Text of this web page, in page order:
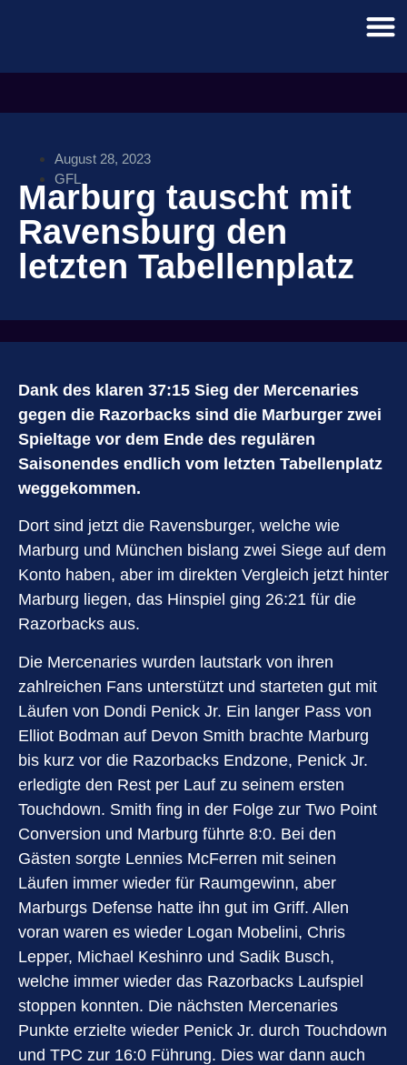
August 28, 2023
GFL
Marburg tauscht mit
Ravensburg den
letzten Tabellenplatz
Dank des klaren 37:15 Sieg der Mercenaries
gegen die Razorbacks sind die Marburger zwei
Spieltage vor dem Ende des regulären
Saisonendes endlich vom letzten Tabellenplatz
weggekommen.
Dort sind jetzt die Ravensburger, welche wie
Marburg und München bislang zwei Siege auf dem
Konto haben, aber im direkten Vergleich jetzt hinter
Marburg liegen, das Hinspiel ging 26:21 für die
Razorbacks aus.
Die Mercenaries wurden lautstark von ihren
zahlreichen Fans unterstützt und starteten gut mit
Läufen von Dondi Penick Jr. Ein langer Pass von
Elliot Bodman auf Devon Smith brachte Marburg
bis kurz vor die Razorbacks Endzone, Penick Jr.
erledigte den Rest per Lauf zu seinem ersten
Touchdown. Smith fing in der Folge zur Two Point
Conversion und Marburg führte 8:0. Bei den
Gästen sorgte Lennies McFerren mit seinen
Läufen immer wieder für Raumgewinn, aber
Marburgs Defense hatte ihn gut im Griff. Allen
voran waren es wieder Logan Mobelini, Chris
Lepper, Michael Keshinro und Sadik Busch,
welche immer wieder das Razorbacks Laufspiel
stoppen konnten. Die nächsten Mercenaries
Punkte erzielte wieder Penick Jr. durch Touchdown
und TPC zur 16:0 Führung. Dies war dann auch